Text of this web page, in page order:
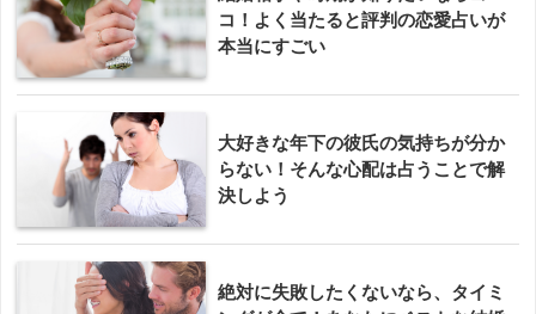
コ！よく当たると評判の恋愛占いが
本当にすごい
大好きな年下の彼氏の気持ちが分か
らない！そんな心配は占うことで解
決しよう
絶対に失敗したくないなら、タイミ